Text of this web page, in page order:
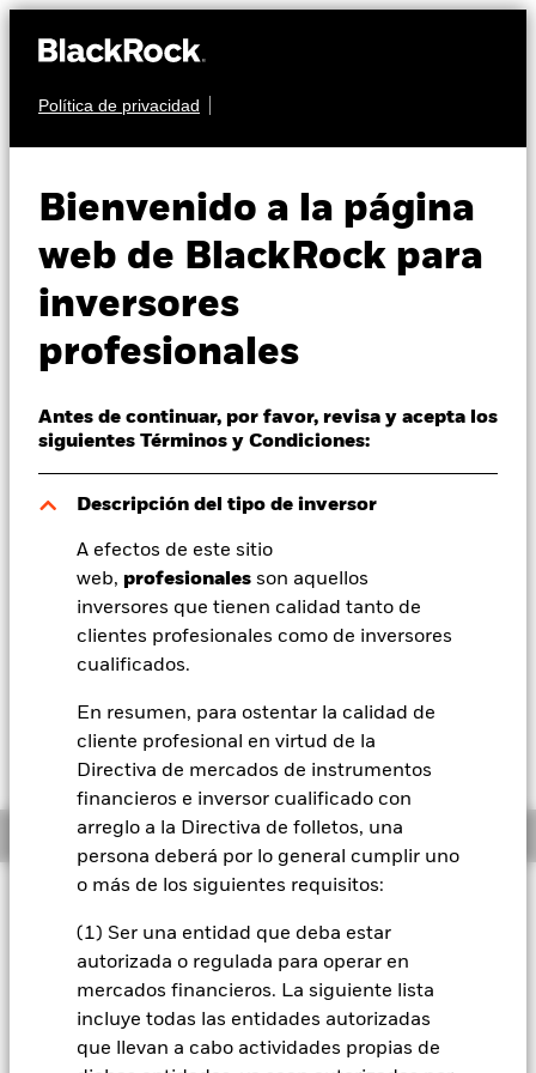
Política de privacidad
Bienvenido a la página
web de BlackRock para
inversores
profesionales
Antes de continuar, por favor, revisa y acepta los
siguientes Términos y Condiciones:
Descripción del tipo de inversor
A efectos de este sitio
web, profesionales son aquellos
inversores que tienen calidad tanto de
clientes profesionales como de inversores
cualificados.
En resumen, para ostentar la calidad de
cliente profesional en virtud de la
Directiva de mercados de instrumentos
financieros e inversor cualificado con
arreglo a la Directiva de folletos, una
persona deberá por lo general cumplir uno
o más de los siguientes requisitos:
(1) Ser una entidad que deba estar
autorizada o regulada para operar en
mercados financieros. La siguiente lista
incluye todas las entidades autorizadas
que llevan a cabo actividades propias de
Perspectivas
Visión de mercado
Educación
Profesionales
España
Change location
BlackRock
iShares
Nuestra compañía
MyMap Plus
Defensive Fund
USD 153,91
Variación del valor liquidativo a 07 ago 2026
USD 0,13 (0,08%)
Morningstar Rating
Información general
Filosofía de inversión
El Fondo pretende proporcionar una rentabilidad de su
inversión a través de una combinación de revalorización del
capital y rendimientos, con un nivel de riesgo defensivo y de
sociales y de gobierno corporativo (ESG) aplicados a la
inversión. El Fondo tratará de conseguir su objetivo de